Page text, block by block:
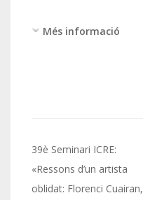
Més informació
Navegació
d'entrades
39è Seminari ICRE:
«Ressons d’un artista
oblidat: Florenci Cuairan,